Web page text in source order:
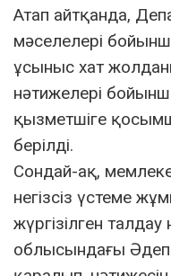
Атап айтқанда,
мәселелері
ұсыныс хат
нәтижелері
қызметшіге
берілді.
Сондай-ақ,
негізсіз үстеме
жүргізілген
облысындағы Әдеп